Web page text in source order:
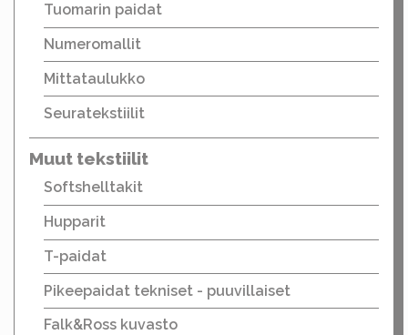
Tuomarin paidat
Numeromallit
Mittataulukko
Seuratekstiilit
Muut tekstiilit
Softshelltakit
Hupparit
T-paidat
Pikeepaidat tekniset - puuvillaiset
Falk&Ross kuvasto